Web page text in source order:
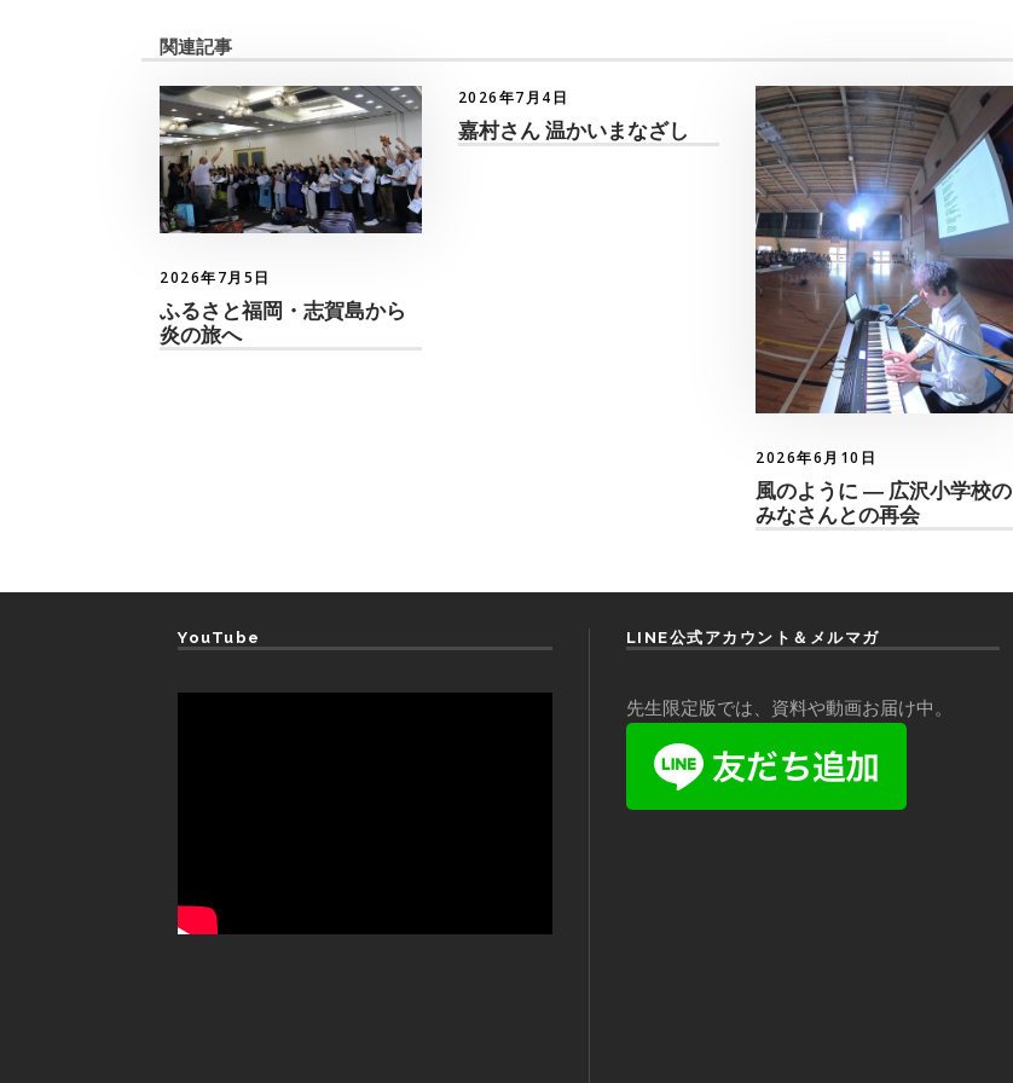
関連記事
2026年7月5日
ふるさと福岡・志賀島から
炎の旅へ
2026年7月4日
嘉村さん 温かいまなざし
2026年6月10日
風のように ― 広沢小学校の
みなさんとの再会
YouTube LINE公式アカウント＆メルマガ
先生限定版では、資料や動画お届け中。